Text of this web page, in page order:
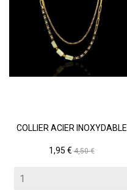
COLLIER ACIER INOXYDABLE
Prix
1,95 €Prix
de
4,50 €